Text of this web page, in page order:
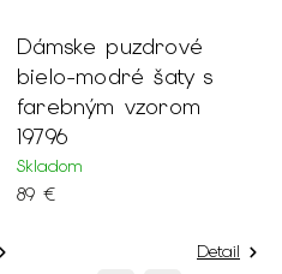
Dámske puzdrové
bielo-modré šaty s
farebným vzorom
19796
Skladom
89 €
Detail